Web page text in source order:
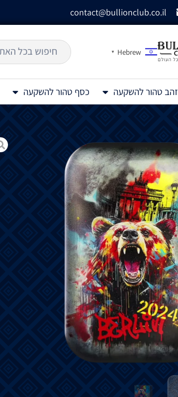
contact@bullionclub.co.il
Hebrew
▼
זהב טהור להשקעה כסף טהור להשקעה